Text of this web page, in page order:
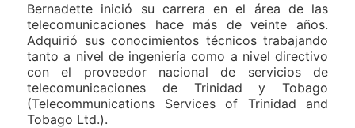
Bernadette inició su carrera en el área de las
telecomunicaciones hace más de veinte años.
Adquirió sus conocimientos técnicos trabajando
tanto a nivel de ingeniería como a nivel directivo
con el proveedor nacional de servicios de
telecomunicaciones de Trinidad y Tobago
(Telecommunications Services of Trinidad and
Tobago Ltd.).